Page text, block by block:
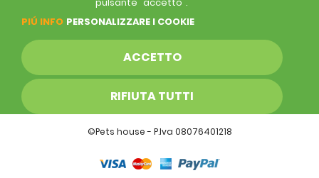
PIÚ INFO PERSONALIZZARE I COOKIE
RIFIUTA TUTTI
ACCETTO
©Pets house - P.Iva 08076401218